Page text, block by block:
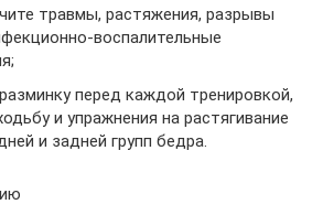
травмы, растяжения, разрывы
воспалительные
перед каждой тренировкой,
и упражнения на растягивание
и задней групп бедра.